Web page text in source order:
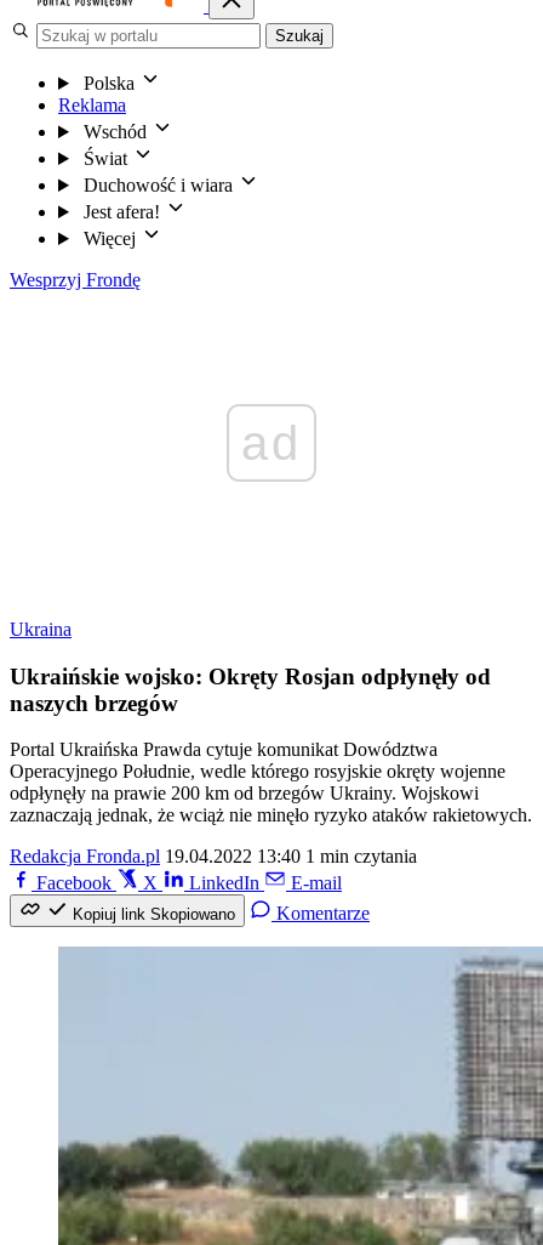
Szukaj
Polska
Reklama
Wschód
Świat
Duchowość i wiara
Jest afera!
Więcej
Wesprzyj Frondę
ad
Ukraina
Ukraińskie wojsko: Okręty Rosjan odpłynęły od
naszych brzegów
Portal Ukraińska Prawda cytuje komunikat Dowództwa
Operacyjnego Południe, wedle którego rosyjskie okręty wojenne
odpłynęły na prawie 200 km od brzegów Ukrainy. Wojskowi
zaznaczają jednak, że wciąż nie minęło ryzyko ataków rakietowych.
Redakcja Fronda.pl 19.04.2022 13:40 1 min czytania
Facebook
X LinkedIn E-mail
Kopiuj link Skopiowano Komentarze